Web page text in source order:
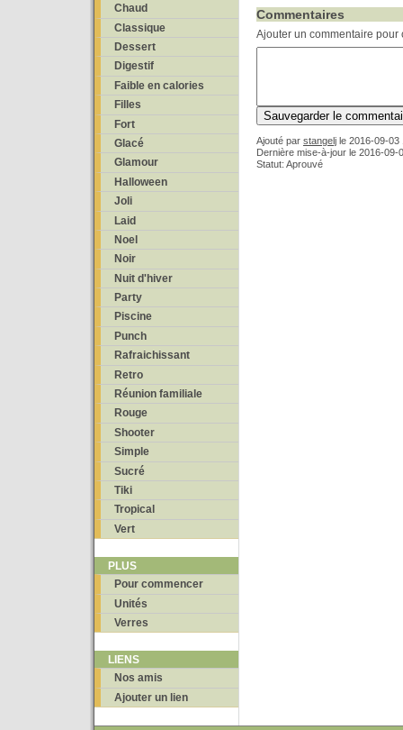
Chaud
Classique
Dessert
Digestif
Faible en calories
Filles
Fort
Glacé
Glamour
Halloween
Joli
Laid
Noel
Noir
Nuit d'hiver
Party
Piscine
Punch
Rafraichissant
Retro
Réunion familiale
Rouge
Shooter
Simple
Sucré
Tiki
Tropical
Vert
PLUS
Pour commencer
Unités
Verres
LIENS
Nos amis
Ajouter un lien
Commentaires
Ajouter un commentaire pour
Ajouté par stangelj le 2016-09-03
Dernière mise-à-jour le 2016-09-
Statut: Aprouvé